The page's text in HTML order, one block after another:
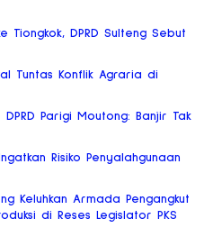
Tiongkok, DPRD Sulteng Sebut
Tuntas Konflik Agraria di
Parigi Moutong: Banjir Tak
Risiko Penyalahgunaan
Keluhkan Armada Pengangkut
di Reses Legislator PKS